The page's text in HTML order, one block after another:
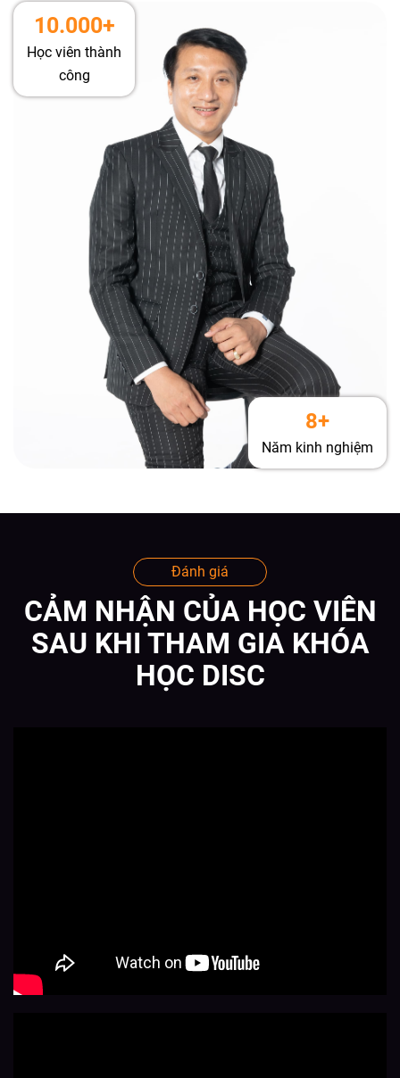
8+
Năm kinh nghiệm
10.000+
Học viên thành
công
Đánh giá
CẢM NHẬN CỦA HỌC VIÊN
SAU KHI THAM GIA KHÓA
HỌC DISC